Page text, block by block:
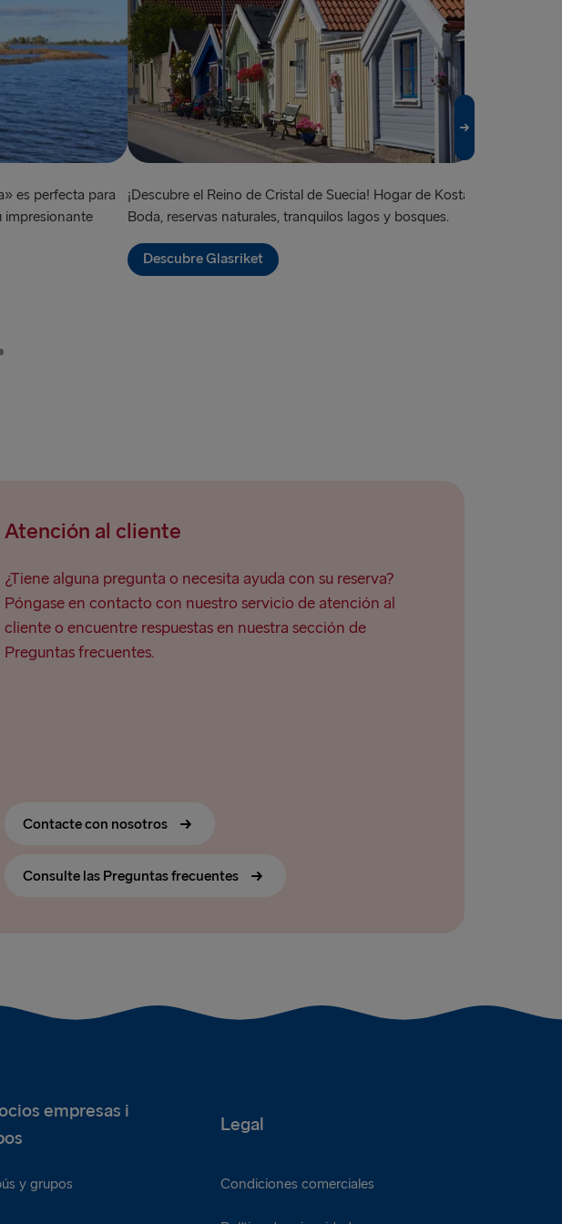
Liepāja → Travemünde
Liverpool → Belfast
Nynäshamn → Ventspils
Rosslare → Fishguard
Rostock → Trelleborg
Trelleborg → Rostock
Ventspils → Nynäshamn
es perfecta para
impresionante
¡Descubre el Reino de Cristal de Suecia! Hogar de Kosta
Boda, reservas naturales, tranquilos lagos y bosques.
Descubre Glasriket
Atención al cliente
¿Tiene alguna pregunta o necesita ayuda con su reserva?
Póngase en contacto con nuestro servicio de atención al
cliente o encuentre respuestas en nuestra sección de
Preguntas frecuentes.
Contacte con nosotros
Consulte las Preguntas frecuentes
empresas i
Legal
y grupos Condiciones comerciales